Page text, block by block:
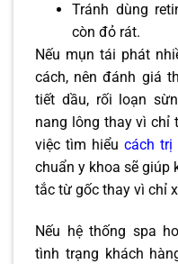
Tránh dùng
còn đỏ rát.
Nếu mụn tái phát
cách, nên đánh giá
tiết dầu, rối loạn
nang lông thay vì chỉ
việc tìm hiểu cách trị
chuẩn y khoa sẽ giúp
tắc từ gốc thay vì chỉ
Nếu hệ thống spa
tình trạng khách